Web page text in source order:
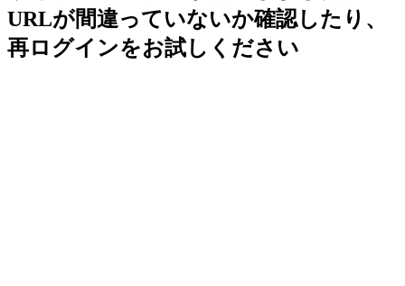
URLが間違っていないか確認したり、
再ログインをお試しください